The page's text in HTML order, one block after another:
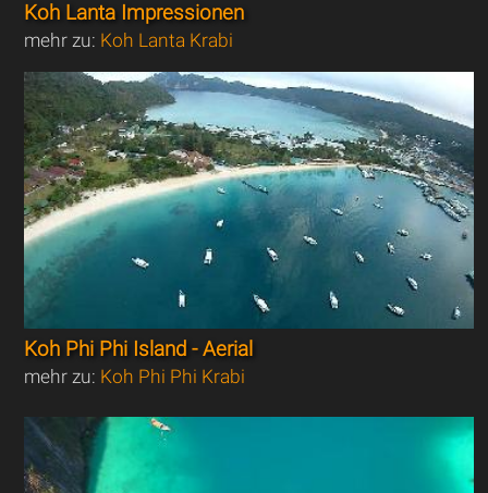
Koh Lanta Impressionen
mehr zu: Koh Lanta Krabi
Koh Phi Phi Island - Aerial
mehr zu: Koh Phi Phi Krabi